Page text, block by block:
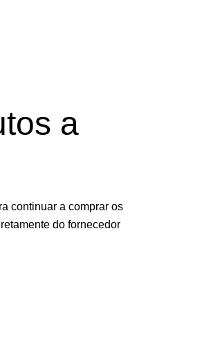
a
continuar a comprar os
do fornecedor